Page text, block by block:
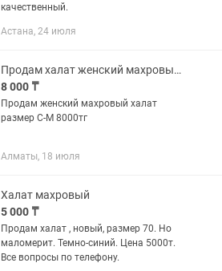
качественный.
Астана, 24 июля
Продам халат женский махровый размер С-М
8 000 ₸
Продам женский махровый халат
размер С-М 8000тг
Алматы, 18 июля
Халат махровый
5 000 ₸
Продам халат , новый, размер 70. Но
маломерит. Темно-синий. Цена 5000т.
Все вопросы по телефону.